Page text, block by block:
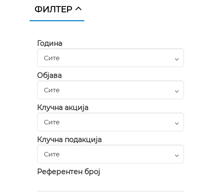
ФИЛТЕР
Година
Објава
Клучна акција
Клучна подакција
Референтен број